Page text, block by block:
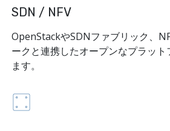
SDN / NFV
OpenStackやSDNファブリック、
ークと連携したオープンなプラット
ます。